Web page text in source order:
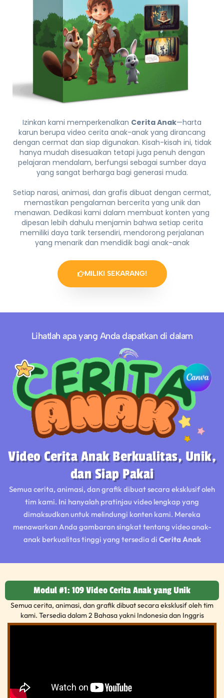
Izinkan kami memperkenalkan Cerita Anak—harta
karun berupa video cerita anak-anak yang dirancang
dengan cermat dan siap digunakan. Kisah-kisah ini, tidak
hanya mudah disesuaikan tetapi juga penuh dengan
pelajaran mendalam, berfungsi sebagai sumber daya
yang sangat berharga bagi generasi muda.
Setiap narasi, animasi, dan grafis dibuat dengan cermat,
memastikan pengalaman bercerita yang unik dan
menawan. Dedikasi kami dalam membuat konten yang
dipesan lebih dahulu menjamin bahwa setiap cerita
memiliki daya tarik tersendiri, mendorong perjalanan
yang menarik dan mendidik bagi anak-anak
MILIKI SEKARANG!
Lihatlah apa yang Anda dapatkan di dalam
Video Cerita Anak Berkualitas, Unik,
dan Siap Pakai
Semua cerita, animasi, dan grafik dibuat secara eksklusif oleh
tim kami. Ini hanyalah pratinjau video lengkap yang
dimaksudkan untuk melindungi konten kami. Mereka
menawarkan Anda gambaran singkat tentang video anak-
anak berkualitas tinggi yang tersedia di Cerita Anak
Modul #1: 109 Video Cerita Anak yang Unik
Semua cerita, animasi, dan grafik dibuat secara eksklusif oleh tim
kami. Tersedia dalam 2 Bahasa yakni Indonesia dan Inggris